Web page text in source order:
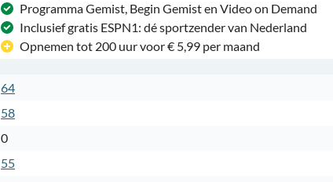
Programma Gemist, Begin Gemist en Video on Demand
Inclusief gratis ESPN1: dé sportzender van Nederland
Opnemen tot 200 uur voor € 5,99 per maand
64
58
0
55